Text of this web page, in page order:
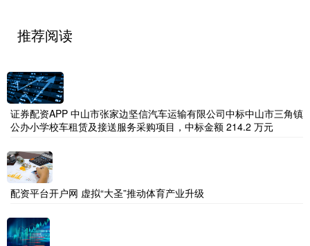
推荐阅读
证券配资APP 中山市张家边坚信汽车运输有限公司中标中山市三角镇
公办小学校车租赁及接送服务采购项目，中标金额 214.2 万元
配资平台开户网 虚拟“大圣”推动体育产业升级